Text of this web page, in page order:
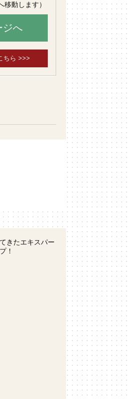
動します）
ジへ
ちら >>>
きたエキスパー
！